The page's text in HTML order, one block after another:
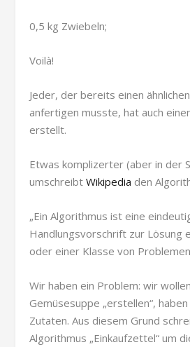
0,5 kg Zwiebeln;
Voilà!
Jeder, der bereits einen
anfertigen musste, hat auch
erstellt.
Etwas komplizerter (aber in der
umschreibtWikipedia den
„Ein Algorithmus ist eine
Handlungsvorschrift zur Lösung
oder einer Klasse von
Wir haben ein Problem: wir
Gemüsesuppe „erstellen“,
Zutaten. Aus diesem Grund
Algorithmus „Einkaufzettel“ um